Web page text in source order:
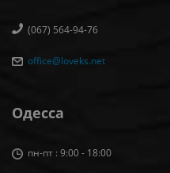
(067) 564-94-76
office@loveks.net
Одесса
пн-пт : 9:00 - 18:00